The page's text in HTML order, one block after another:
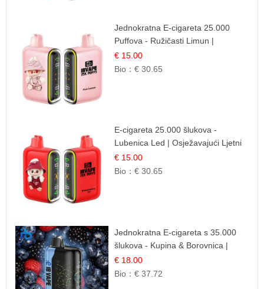
Jednokratna E-cigareta 25.000
Puffova - Ružičasti Limun |
Osježavajuća Citrusna Aroma
€ 15.00
Bio：€ 30.65
E-cigareta 25.000 šlukova -
Lubenica Led | Osježavajući Ljetni
Okus
€ 15.00
Bio：€ 30.65
Jednokratna E-cigareta s 35.000
šlukova - Kupina & Borovnica |
Intenzivna Mješavina Šumskog
Voća
€ 18.00
Bio：€ 37.72